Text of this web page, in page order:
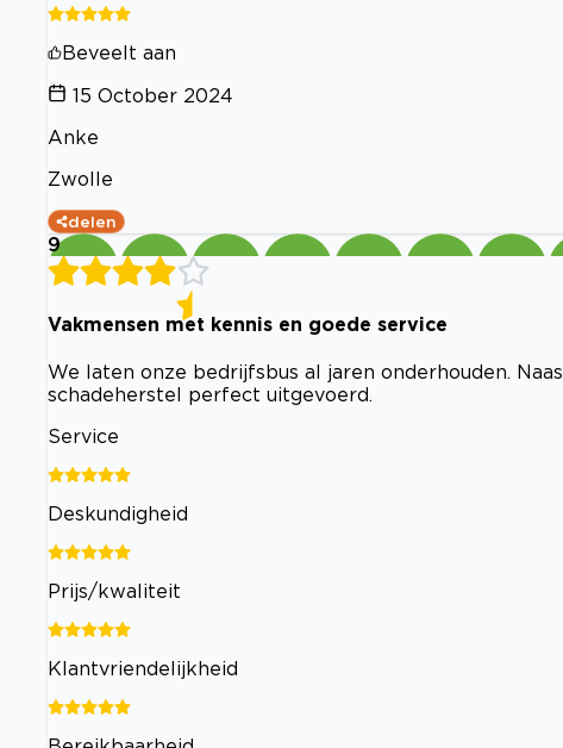
Beveelt aan
15 October 2024
Anke
Zwolle
delen
9
Vakmensen met kennis en goede service
We laten onze bedrijfsbus al jaren onderhouden.
schadeherstel perfect uitgevoerd.
Service
Deskundigheid
Prijs/kwaliteit
Klantvriendelijkheid